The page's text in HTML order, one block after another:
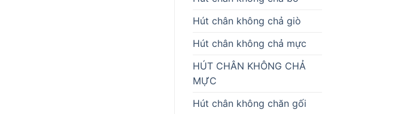
Hút chân không chả giò
Hút chân không chả mực
HÚT CHÂN KHÔNG CHẢ
MỰC
Hút chân không chăn gối